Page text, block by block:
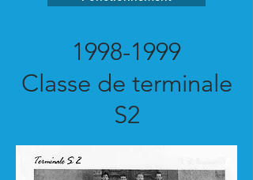
1998-1999
Classe de terminale
S2